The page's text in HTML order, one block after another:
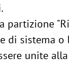
partizione
di sistema
unite